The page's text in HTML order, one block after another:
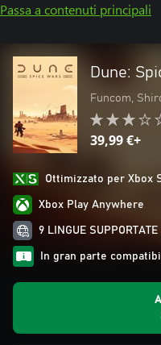
Passa a contenuti principali
Dune:
Funcom,
39,99 €+
Ottimizzato per Xbox
Xbox Play Anywhere
9 LINGUE SUPPORTATE
In gran parte